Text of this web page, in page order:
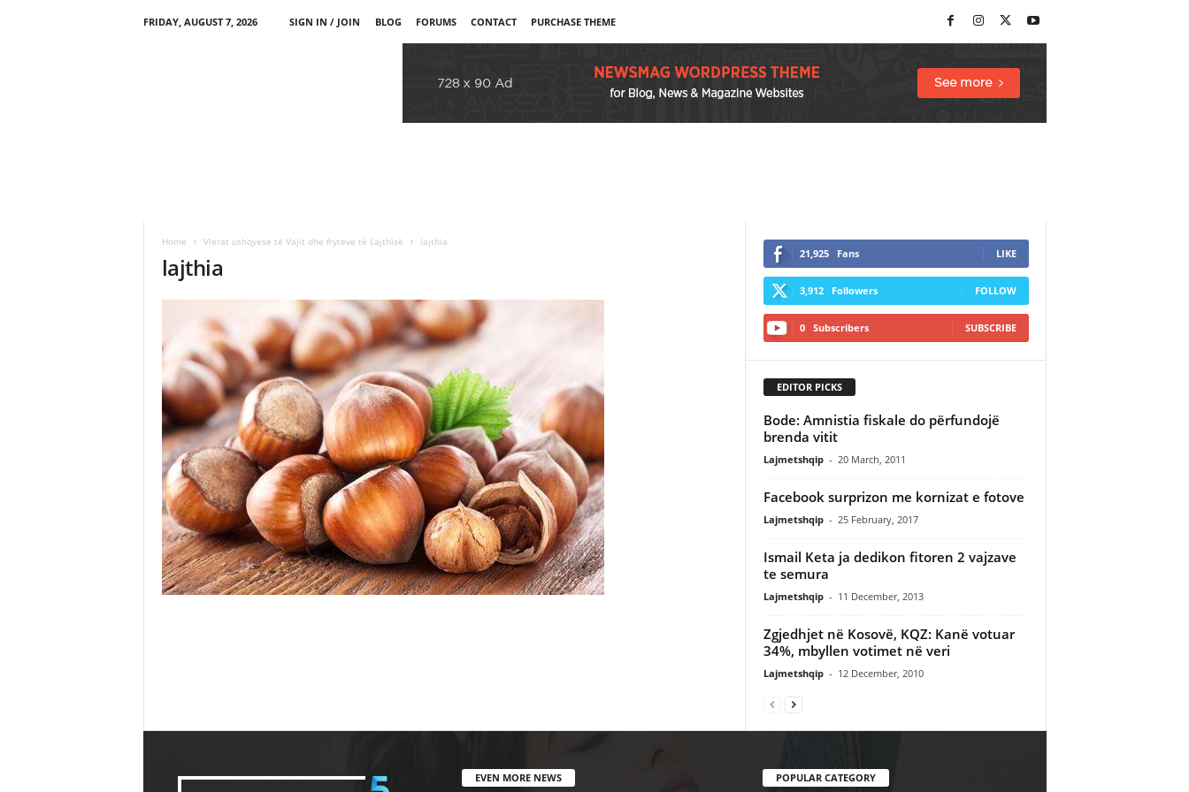
FRIDAY, AUGUST 7, 2026 SIGN IN / JOIN BLOG FORUMS CONTACT PURCHASE THEME
Home Vlerat ushqyese të Vajit dhe fryteve të Lajthisë lajthia
lajthia 21,925 Fans LIKE
3,912 Followers FOLLOW
0 Subscribers SUBSCRIBE
EDITOR PICKS
Bode: Amnistia fiskale do përfundojë
brenda vitit
Lajmetshqip - 20 March, 2011
Facebook surprizon me kornizat e fotove
Lajmetshqip - 25 February, 2017
Ismail Keta ja dedikon fitoren 2 vajzave
te semura
Lajmetshqip - 11 December, 2013
Zgjedhjet në Kosovë, KQZ: Kanë votuar
34%, mbyllen votimet në veri
Lajmetshqip - 12 December, 2010
EVEN MORE NEWS POPULAR CATEGORY